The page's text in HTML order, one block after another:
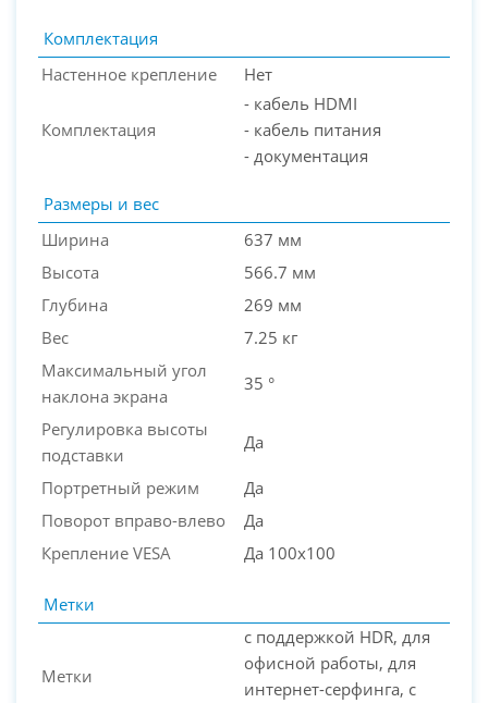
Комплектация
Настенное крепление
Нет
Комплектация
- кабель HDMI
- кабель питания
- документация
Размеры и вес
Ширина
637 мм
Высота
566.7 мм
Глубина
269 мм
Вес
7.25 кг
Максимальный угол
наклона экрана
35 °
Регулировка высоты
подставки
Да
Портретный режим
Да
Поворот вправо-влево
Да
Крепление VESA
Да 100x100
Метки
Метки
с поддержкой HDR, для
офисной работы, для
интернет-серфинга, с